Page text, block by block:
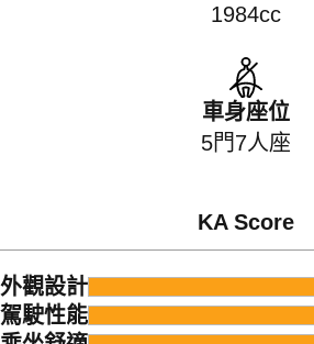
1984cc
車身座位
5門7人座
KA Score
外觀設計
駕駛性能